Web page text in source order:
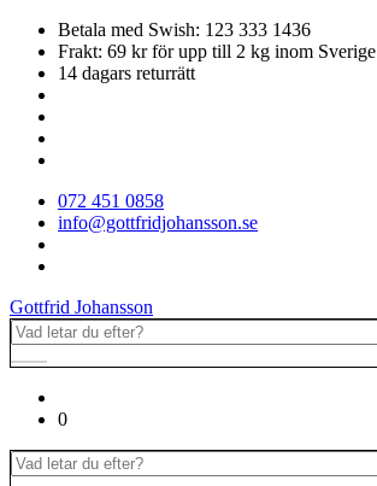
Betala med Swish: 123 333 1436
Frakt: 69 kr för upp till 2 kg inom Sverige
14 dagars returrätt
072 451 0858
info@gottfridjohansson.se
Gottfrid Johansson
0